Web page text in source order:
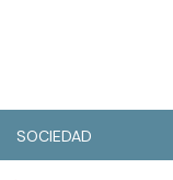
SOCIEDAD